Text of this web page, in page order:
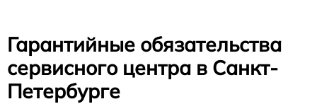
Гарантийные обязательства
сервисного центра в Санкт-
Петербурге